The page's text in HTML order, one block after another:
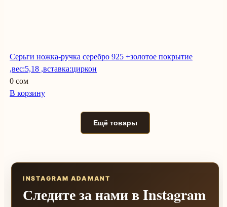
Серьги ножка-ручка серебро 925 +золотое покрытие
,вес:5,18 ,вставка:циркон
0 сом
В корзину
Ещё товары
INSTAGRAM ADAMANT
Следите за нами в Instagram